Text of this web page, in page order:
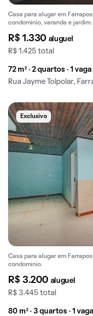
Casa para alugar em
condomínio, varanda e jardim.
R$ 1.330 aluguel
R$ 1.425 total
72 m² · 2 quartos · 1 vaga
Rua Jayme Tolpolar,
Exclusivo
Casa para alugar em
condomínio.
R$ 3.200 aluguel
R$ 3.445 total
80 m² · 3 quartos · 1 vaga